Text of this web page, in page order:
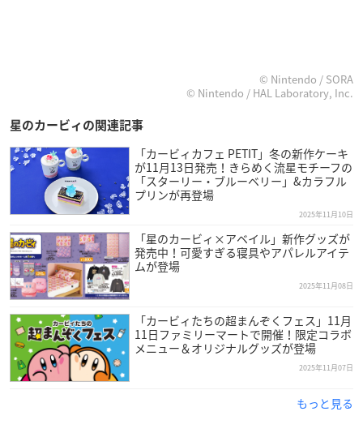
© Nintendo / SORA
© Nintendo / HAL Laboratory, Inc.
星のカービィの関連記事
「カービィカフェ PETIT」冬の新作ケーキ
が11月13日発売！きらめく流星モチーフの
「スターリー・ブルーベリー」&カラフル
プリンが再登場
2025年11月10日
「星のカービィ×アベイル」新作グッズが
発売中！可愛すぎる寝具やアパレルアイテ
ムが登場
2025年11月08日
「カービィたちの超まんぞくフェス」11月
11日ファミリーマートで開催！限定コラボ
メニュー＆オリジナルグッズが登場
2025年11月07日
もっと見る